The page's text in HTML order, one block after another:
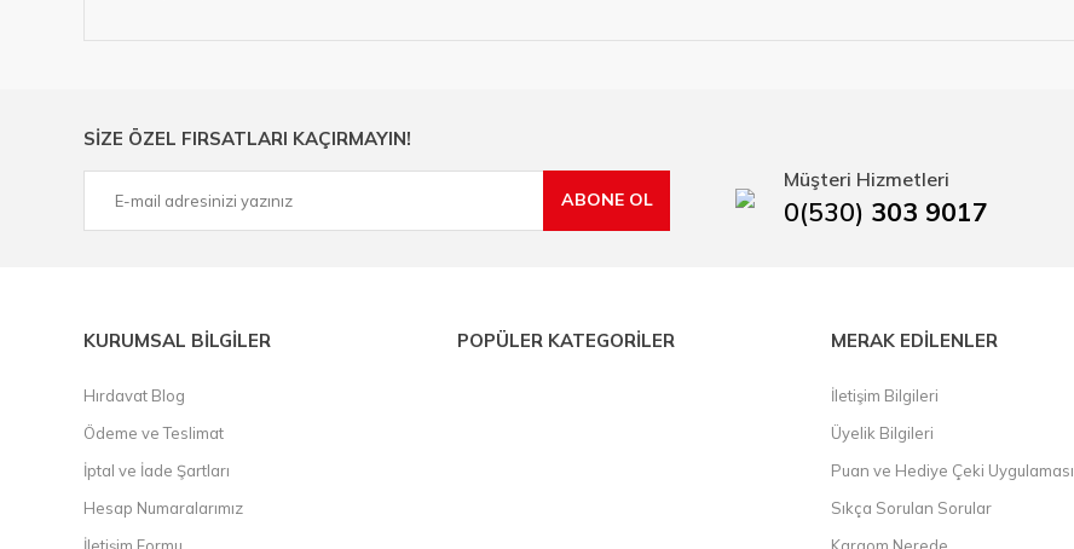
çelik cetvel, tel fırça, kalem havya, karot uç, pafta takımları, boru kesiciler, çektirme, kablo makası, pürmüz, lazerli mesafe ölçme.
SİZE ÖZEL FIRSATLARI KAÇIRMAYIN!
ABONE OL
Müşteri Hizmetleri
0(530) 303 9017
KURUMSAL BİLGİLER
Hırdavat Blog
Ödeme ve Teslimat
İptal ve İade Şartları
Hesap Numaralarımız
İletişim Formu
POPÜLER KATEGORİLER MERAK EDİLENLER
İletişim Bilgileri
Üyelik Bilgileri
Puan ve Hediye Çeki Uygulaması
Sıkça Sorulan Sorular
Kargom Nerede